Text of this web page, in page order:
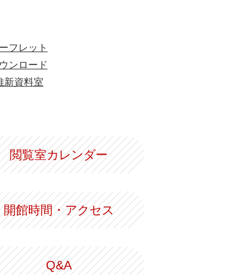
フレット
ンロード
新資料室
閲覧室カレンダー
開館時間・アクセス
Q&A